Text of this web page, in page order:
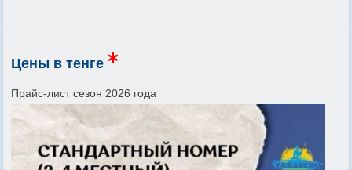
Цены в тенге
Прайс-лист сезон 2026 года